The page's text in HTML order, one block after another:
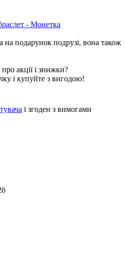
- Монетка
на подарунок подрузі, вона також
акції і знижки?
і купуйте з вигодою!
і згоден з вимогами